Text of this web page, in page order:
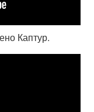
Каптур.